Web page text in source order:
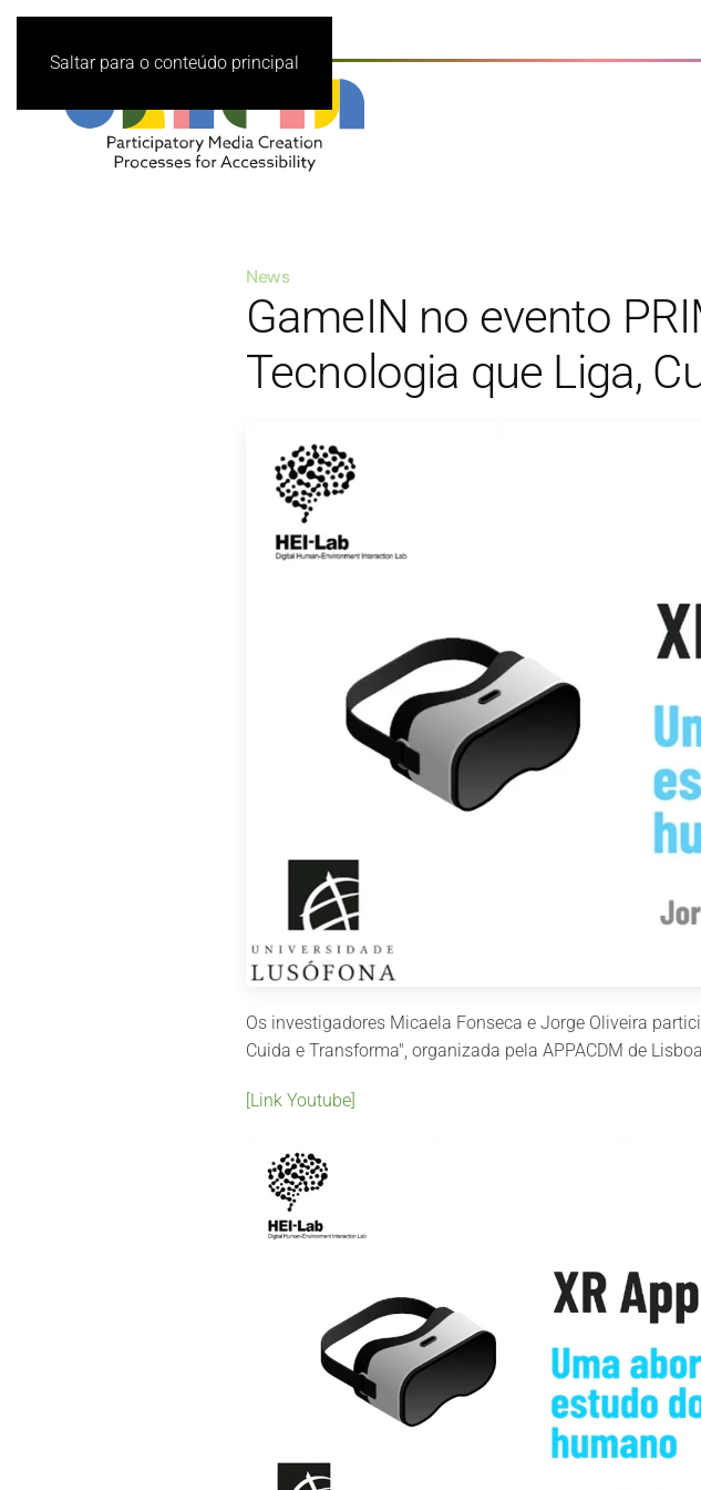
Saltar para o conteúdo principal
News
GameIN no evento
Tecnologia que Liga,
Os investigadores Micaela Fonseca e Jorge Oliveira
Cuida e Transforma", organizada pela APPACDM de
[Link Youtube]